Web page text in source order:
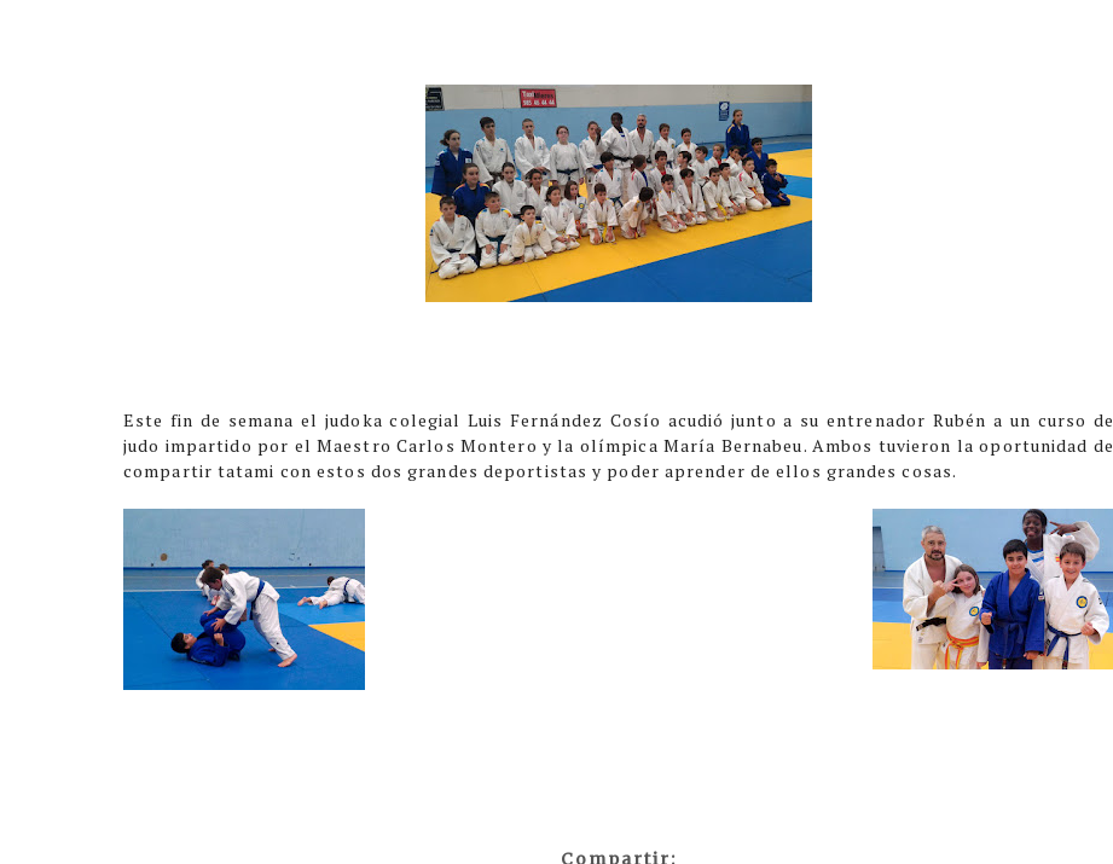
Este fin de semana el judoka colegial Luis Fernández Cosío acudió junto a su entrenador Rubén a un curso de
judo impartido por el Maestro Carlos Montero y la olímpica María Bernabeu. Ambos tuvieron la oportunidad de
compartir tatami con estos dos grandes deportistas y poder aprender de ellos grandes cosas.
Compartir: